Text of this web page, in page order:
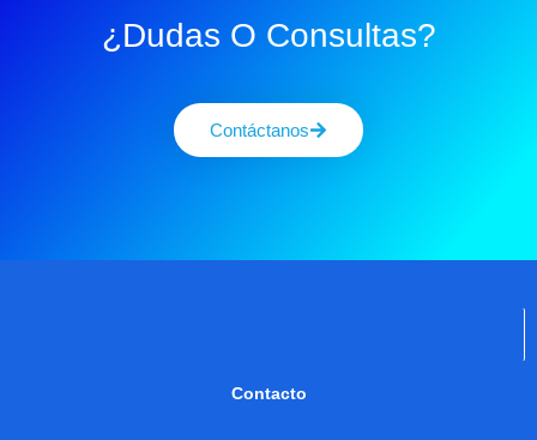
¿Dudas O Consultas?
Contáctanos
Contacto